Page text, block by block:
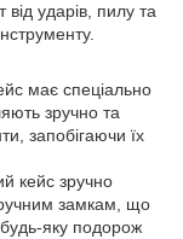
від ударів, пилу та
має спеціально
зручно та
запобігаючи їх
кейс зручно
замкам, що
яку подорож